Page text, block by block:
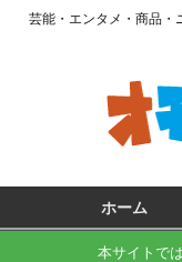
芸能・エンタメ・商品・
ホーム
本サイトで